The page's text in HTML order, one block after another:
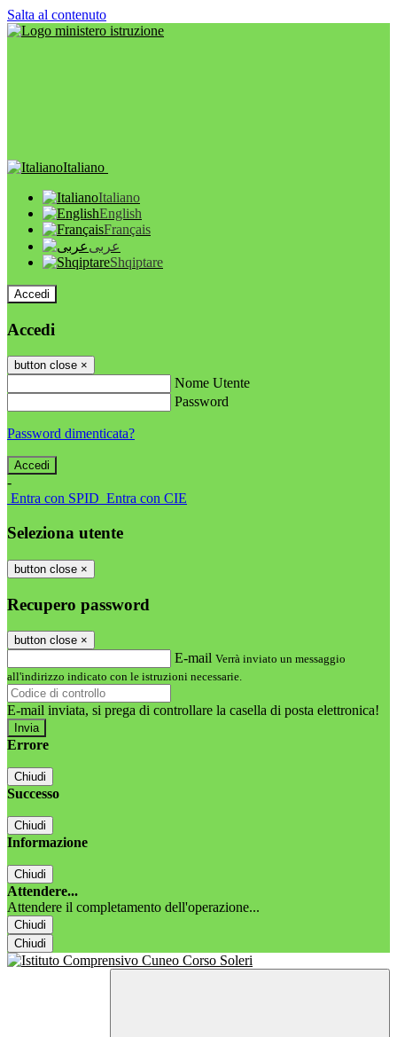
Salta al contenuto
Italiano
Italiano
English
Français
عربى
Shqiptare
Accedi
Accedi
button close ×
Nome Utente
Password
Password dimenticata?
-
Entra con SPID Entra con CIE
Seleziona utente
button close ×
Recupero password
button close ×
E-mail Verrà inviato un messaggio
all'indirizzo indicato con le istruzioni necessarie.
E-mail inviata, si prega di controllare la casella di posta elettronica!
Errore
Chiudi
Successo
Chiudi
Informazione
Chiudi
Attendere...
Attendere il completamento dell'operazione...
Chiudi
Chiudi